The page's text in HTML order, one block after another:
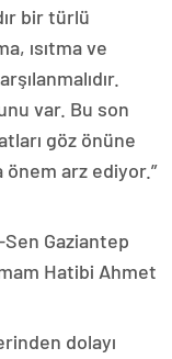
bir türlü
ısıtma ve
var. Bu son
göz önüne
önem arz ediyor.”
Gaziantep
Hatibi Ahmet
dolayı